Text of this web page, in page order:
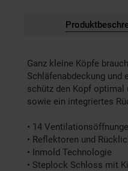
Ganz kleine Köpfe
Schläfenabdeckung und
schütz den Kopf optimal
sowie ein integriertes
• 14
• Reflektoren und
• Inmold Technologie
• Steplock Schloss mit